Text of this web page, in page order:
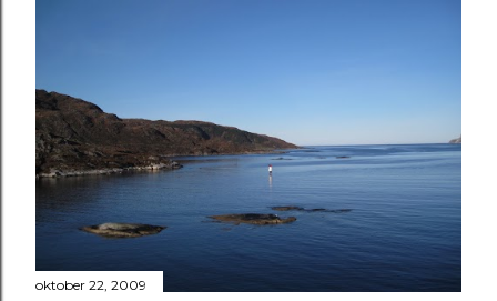
oktober 22, 2009